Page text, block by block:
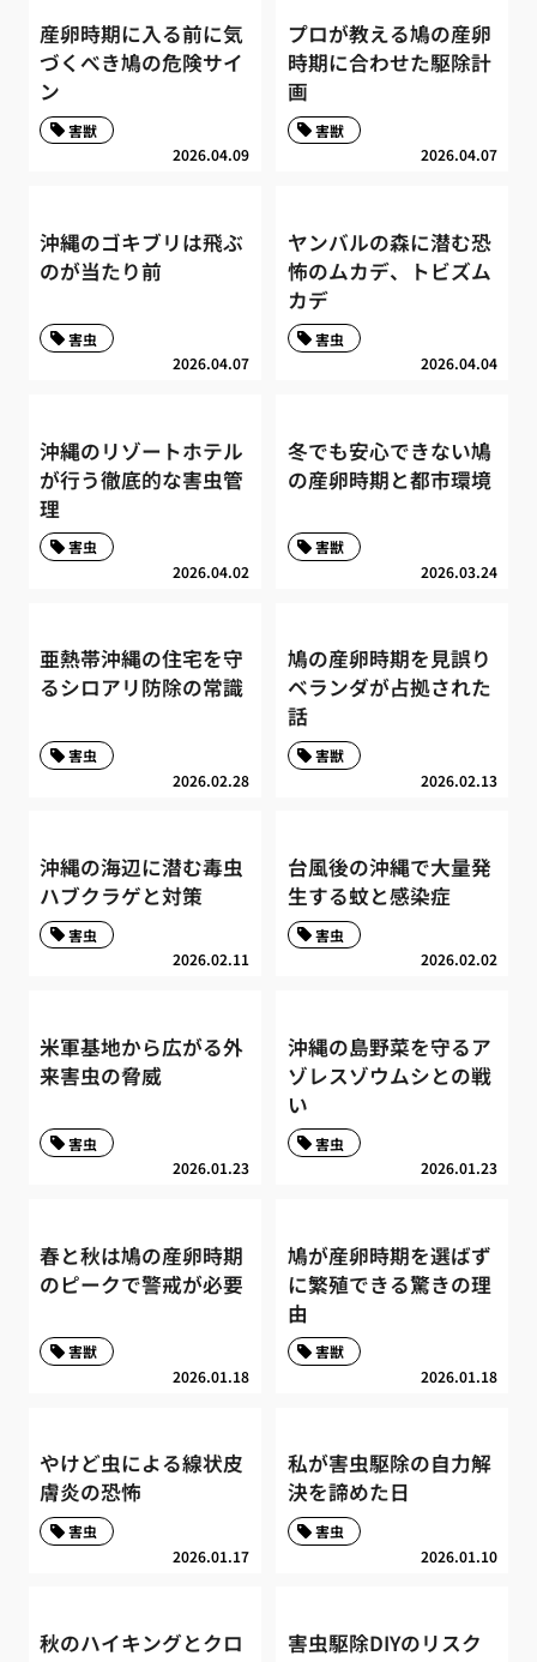
産卵時期に入る前に気
づくべき鳩の危険サイ
ン
2026.04.09
害獣
プロが教える鳩の産卵
時期に合わせた駆除計
画
2026.04.07
害獣
沖縄のゴキブリは飛ぶ
のが当たり前
2026.04.07
害虫
ヤンバルの森に潜む恐
怖のムカデ、トビズム
カデ
2026.04.04
害虫
沖縄のリゾートホテル
が行う徹底的な害虫管
理
2026.04.02
害虫
冬でも安心できない鳩
の産卵時期と都市環境
2026.03.24
害獣
亜熱帯沖縄の住宅を守
るシロアリ防除の常識
2026.02.28
害虫
鳩の産卵時期を見誤り
ベランダが占拠された
話
2026.02.13
害獣
沖縄の海辺に潜む毒虫
ハブクラゲと対策
2026.02.11
害虫
台風後の沖縄で大量発
生する蚊と感染症
2026.02.02
害虫
米軍基地から広がる外
来害虫の脅威
2026.01.23
害虫
沖縄の島野菜を守るア
ゾレスゾウムシとの戦
い
2026.01.23
害虫
春と秋は鳩の産卵時期
のピークで警戒が必要
2026.01.18
害獣
鳩が産卵時期を選ばず
に繁殖できる驚きの理
由
2026.01.18
害獣
やけど虫による線状皮
膚炎の恐怖
2026.01.17
害虫
私が害虫駆除の自力解
決を諦めた日
2026.01.10
害虫
秋のハイキングとクロ
害虫駆除DIYのリスク